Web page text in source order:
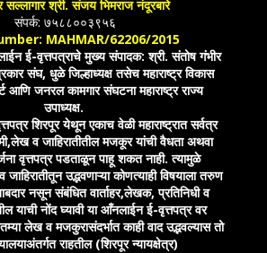
सल्लागार श्री. संजय भिमराज नंदूरबारे
संपर्क: ७५८८००३९५६
MAHMAR/62206/2015
ई-वृत्तपत्राचे मुख्य संपादक: श्री. संतोष गंभीर
संघ, धुळे जिल्हाध्यक्ष तसेच महाराष्ट्र विकास
आणि जनरल कामगार संघटना महाराष्ट्र राज्य
उपाध्यक्ष.
शिरपूर येथून एकाच वेळी महाराष्ट्रात सर्वत्र
व जाहिरातीतील मजकूर यांची वैधता अथवा
वृत्तपत्र पडताळून पाहू शकत नाही. त्यामुळे
उद्भवणाऱ्या कोणत्याही विषयाला तरुण
नसून संबंधित वार्ताहर,लेखक, प्रतिनिधी व
याची नोंद घ्यावी या आँनलाईन ई-वृत्तपत्र वर
लेख व मजकुरासंदर्भात काही वाद उद्भवल्यास तो
राहतील (शिरपूर न्यायक्षेत्र)